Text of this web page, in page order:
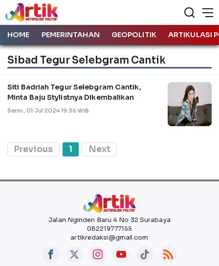
HOME PEMERINTAHAN GEOPOLITIK ARTIKULASI
Sibad Tegur Selebgram Cantik
Siti Badriah Tegur Selebgram Cantik,
Minta Baju Stylistnya Dikembalikan
Senin, 01 Jul 2024 19:35 WIB
Previous 1 Next
Jalan Nginden Baru 4 No 32 Surabaya
082219777155
artikredaksi@gmail.com